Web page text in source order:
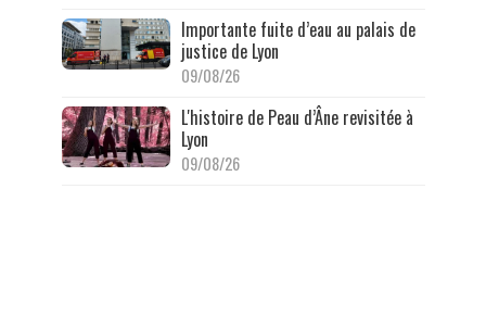
Importante fuite d’eau au palais de
justice de Lyon
09/08/26
L'histoire de Peau d’Âne revisitée à
Lyon
09/08/26